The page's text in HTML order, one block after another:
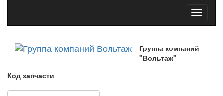
Toggle
Группа компаний
"Вольтаж"
Код запчасти